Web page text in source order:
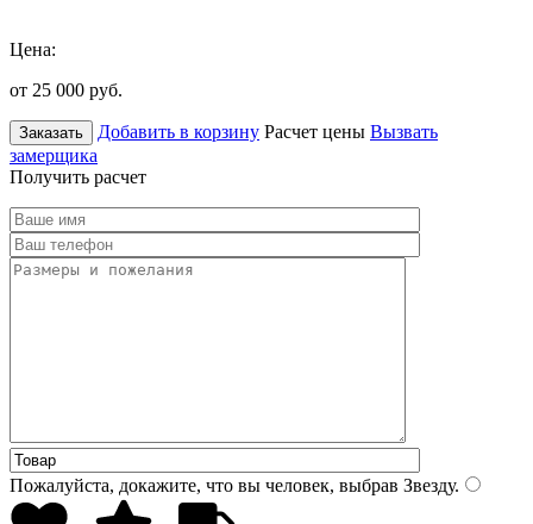
Цена:
от 25 000 руб.
Заказать Добавить в корзину Расчет цены Вызвать
замерщика
Получить расчет
Пожалуйста, докажите, что вы человек, выбрав Звезду.